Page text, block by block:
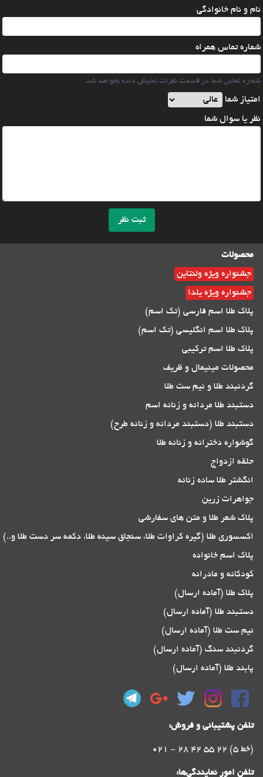
نام و نام خانوادگی
شماره تماس همراه
شماره تماس شما در قسمت نظرات نمایش داده نخواهد شد.
امتیاز شما
نظر یا سوال شما
ثبت نظر
محصولات
جشنواره ویژه ولنتاین
جشنواره ویژه یلدا
پلاک طلا اسم فارسی (تک اسم)
پلاک طلا اسم انگلیسی (تک اسم)
پلاک طلا اسم ترکیبی
محصولات مینیمال و ظریف
گردنبند طلا و نیم ست طلا
دستبند طلا مردانه و زنانه اسم
دستبند طلا (دستبند مردانه و زنانه طرح)
گوشواره دخترانه و زنانه طلا
حلقه ازدواج
انگشتر طلا ساده زنانه
جواهرات زرین
پلاک شعر طلا و متن های سفارشی
اکسسوری طلا (گیره کراوات طلا، سنجاق سینه طلا، دکمه سر دست طلا و..)
پلاک اسم خانواده
کودکانه و مادرانه
پلاک طلا (آماده ارسال)
دستبند طلا (آماده ارسال)
نیم ست طلا (آماده ارسال)
گردنبند سنگ (آماده ارسال)
پابند طلا (آماده ارسال)
تلفن پشتیبانی و فروش:
021 - 28 42 55 22 (5 خط)
تلفن امور نمایندگی‌ها: